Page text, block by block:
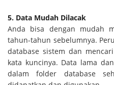
5. Data Mudah Dilacak
Anda bisa dengan mudah
tahun-tahun sebelumnya.
database sistem dan
kata kuncinya. Data lama
dalam folder database